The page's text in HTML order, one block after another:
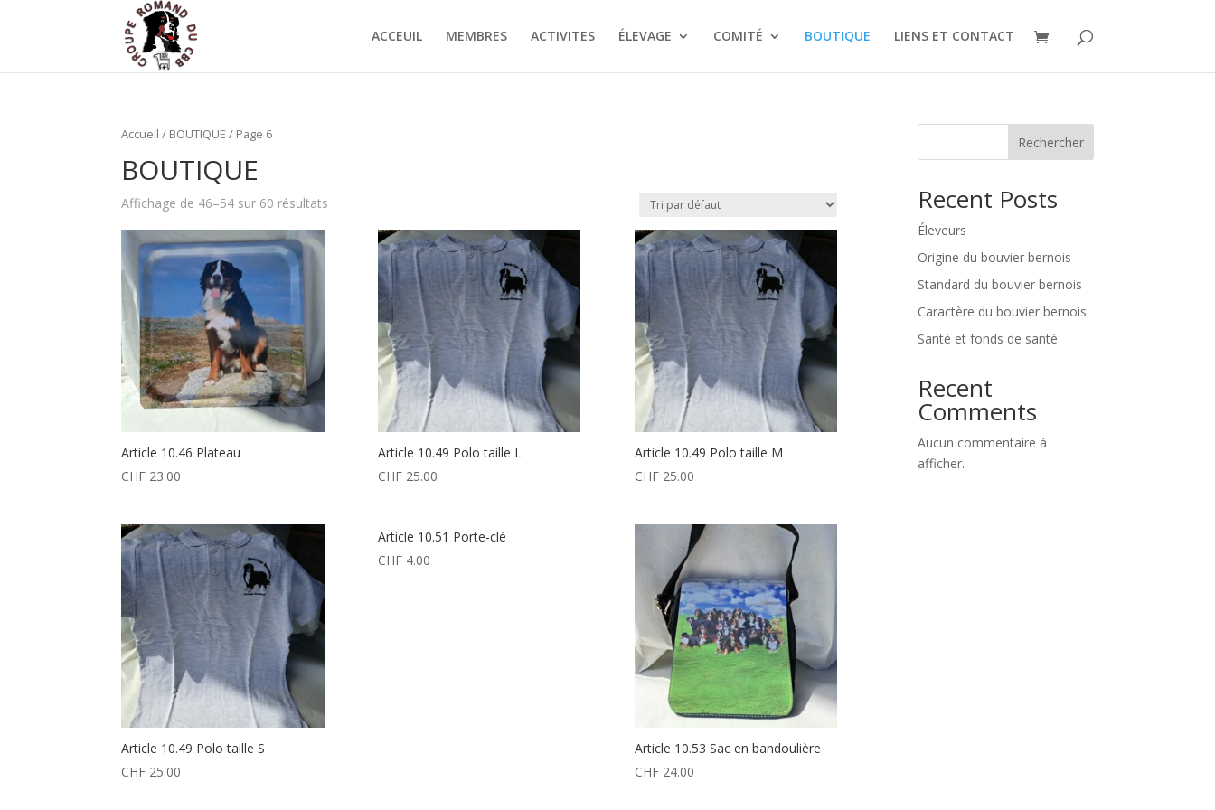
ACCEUIL MEMBRES ACTIVITES ÉLEVAGE COMITÉ BOUTIQUE LIENS ET CONTACT
Accueil / BOUTIQUE / Page 6
BOUTIQUE
Affichage de 46–54 sur 60 résultats
Article 10.46 Plateau
CHF 23.00
Article 10.49 Polo taille L
CHF25.00
Article 10.49 Polo taille M
CHF25.00
Article 10.49 Polo taille S
CHF 25.00
Article 10.51 Porte-clé
CHF4.00
Article 10.53 Sac en bandoulière
CHF24.00
Rechercher
Recent Posts
Éleveurs
Origine du bouvier bernois
Standard du bouvier bernois
Caractère du bouvier bernois
Santé et fonds de santé
Recent
Comments
Aucun commentaire à
afficher.